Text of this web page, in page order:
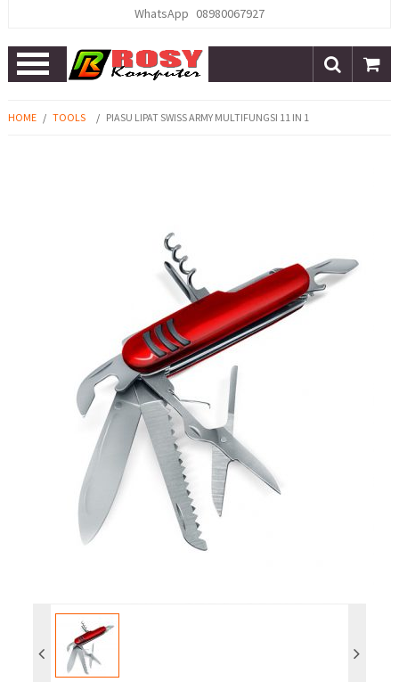
WhatsApp 08980067927
Open
Menu
HOME / TOOLS / PIASU LIPAT SWISS ARMY MULTIFUNGSI 11 IN 1